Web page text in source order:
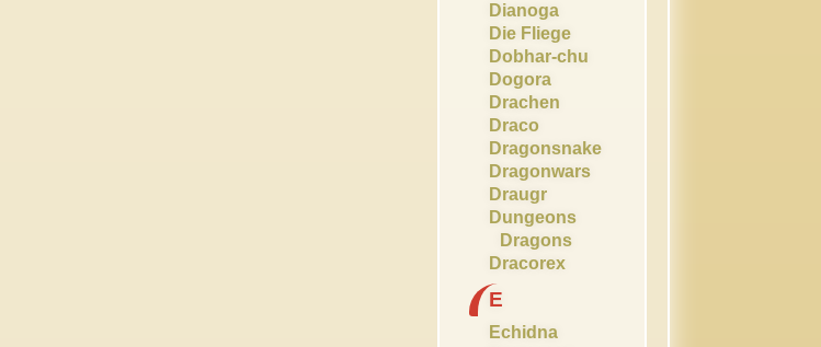
Dianoga
Die Fliege
Dobhar-chu
Dogora
Drachen
Draco
Dragonsnake
Dragonwars
Draugr
Dungeons
Dragons
Dracorex
E
Echidna